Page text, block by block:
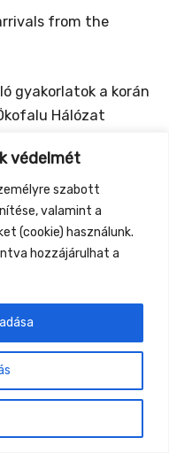
védelmét
szabott
valamint a
(cookie) használunk.
hozzájárulhat a
from the
gyakorlatok a korán
Hálózat
Next Event